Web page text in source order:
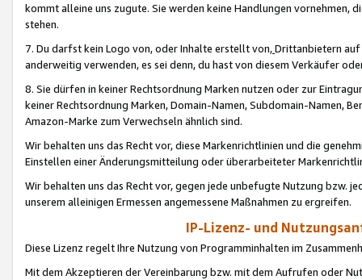
kommt alleine uns zugute. Sie werden keine Handlungen vornehmen,
stehen.
7. Du darfst kein Logo von, oder Inhalte erstellt von,Drittanbietern auf
anderweitig verwenden, es sei denn, du hast von diesem Verkäufer
8. Sie dürfen in keiner Rechtsordnung Marken nutzen oder zur
keiner Rechtsordnung Marken, Domain-Namen, Subdomain-Namen,
Amazon-Marke zum Verwechseln ähnlich sind.
Wir behalten uns das Recht vor, diese Markenrichtlinien und die
Einstellen einer Änderungsmitteilung oder überarbeiteter
Wir behalten uns das Recht vor, gegen jede unbefugte Nutzung bzw.
unserem alleinigen Ermessen angemessene Maßnahmen zu ergreifen.
IP-Lizenz- und
Diese Lizenz regelt Ihre Nutzung von Programminhalten im
Mit dem Akzeptieren der Vereinbarung bzw. mit dem Aufrufen oder